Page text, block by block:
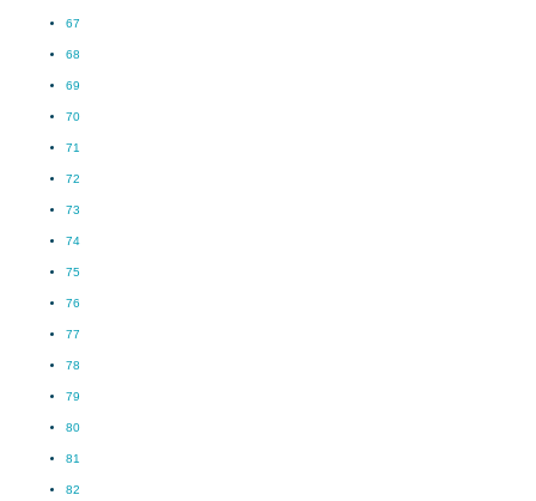
67
68
69
70
71
72
73
74
75
76
77
78
79
80
81
82